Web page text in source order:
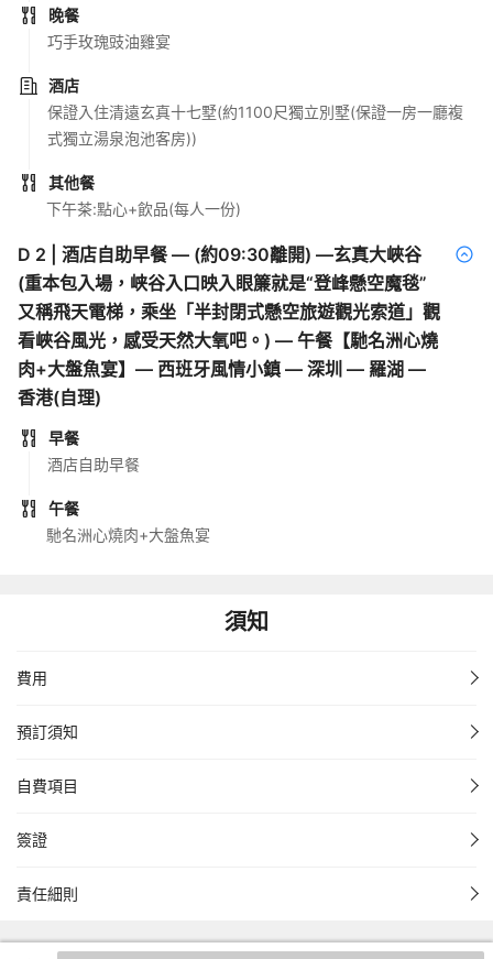
晚餐
巧手玫瑰豉油雞宴
酒店
保證入住清遠玄真十七墅(約1100尺獨立別墅(保證一房一廳複
式獨立湯泉泡池客房))
其他餐
下午茶:點心+飲品(每人一份)
D 2
酒店自助早餐 — (約09:30離開) —玄真大峽谷
(重本包入場，峡谷入口映入眼簾就是“登峰懸空魔毯”
又稱飛天電梯，乘坐「半封閉式懸空旅遊觀光索道」觀
看峽谷風光，感受天然大氧吧。) — 午餐【馳名洲心燒
肉+大盤魚宴】— 西班牙風情小鎮 — 深圳 — 羅湖 —
香港(自理)
早餐
酒店自助早餐
午餐
馳名洲心燒肉+大盤魚宴
須知
費用
預訂須知
自費項目
簽證
責任細則